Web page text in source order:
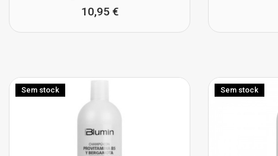
10,95 €
Sem stock Sem stock